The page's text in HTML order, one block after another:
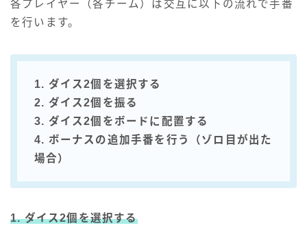
各プレイヤー（各チーム）は交互に以下の流れで手番
を行います。
1. ダイス2個を選択する
2. ダイス2個を振る
3. ダイス2個をボードに配置する
4. ボーナスの追加手番を行う（ゾロ目が出た
場合）
1. ダイス2個を選択する